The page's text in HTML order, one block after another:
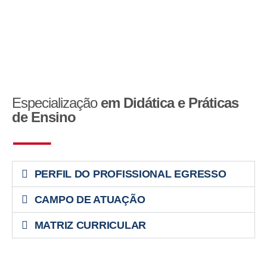
Especialização em Didática e Práticas
de Ensino
PERFIL DO PROFISSIONAL EGRESSO
CAMPO DE ATUAÇÃO
MATRIZ CURRICULAR